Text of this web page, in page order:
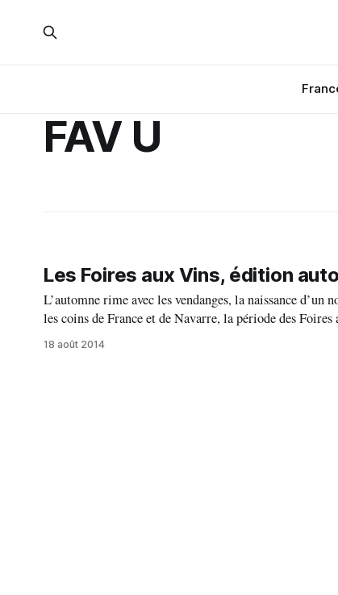
FAV U
Les Foires aux Vins, édition
L’automne rime avec les vendanges, la naissance d’un nouveau vin, d’un
les coins de France et de Navarre, la période des
18 août 2014